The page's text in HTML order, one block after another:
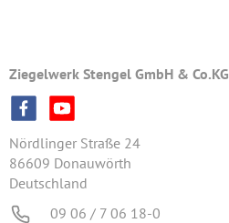
Ziegelwerk Stengel GmbH & Co.KG
Nördlinger Straße 24
86609 Donauwörth
Deutschland
09 06 / 7 06 18-0